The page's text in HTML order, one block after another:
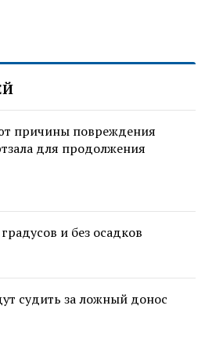
причины повреждения
для продолжения
и без осадков
судить за ложный донос